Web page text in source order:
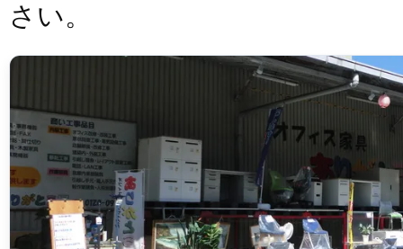
さい。